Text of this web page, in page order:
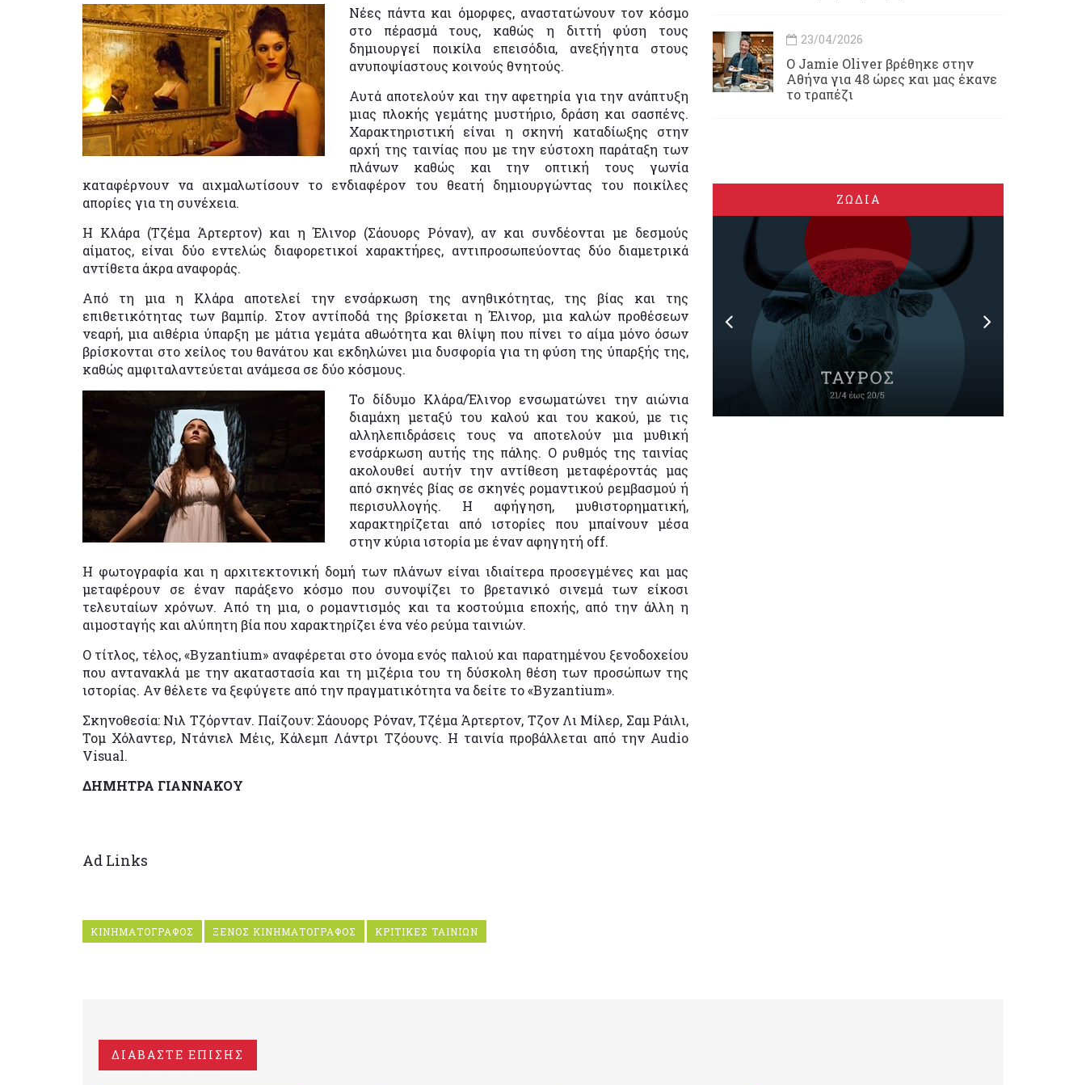
Νέες πάντα και όμορφες, αναστατώνουν τον κόσμο
στο πέρασμά τους, καθώς η διττή φύση τους
δημιουργεί ποικίλα επεισόδια, ανεξήγητα στους
ανυποψίαστους κοινούς θνητούς.
Αυτά αποτελούν και την αφετηρία για την ανάπτυξη
μιας πλοκής γεμάτης μυστήριο, δράση και σασπένς.
Χαρακτηριστική είναι η σκηνή καταδίωξης στην
αρχή της ταινίας που με την εύστοχη παράταξη των
πλάνων καθώς και την οπτική τους γωνία
καταφέρνουν να αιχμαλωτίσουν το ενδιαφέρον του θεατή δημιουργώντας του ποικίλες
απορίες για τη συνέχεια.
Η Κλάρα (Τζέμα Άρτερτον) και η Έλινορ (Σάουορς Ρόναν), αν και συνδέονται με δεσμούς
αίματος, είναι δύο εντελώς διαφορετικοί χαρακτήρες, αντιπροσωπεύοντας δύο διαμετρικά
αντίθετα άκρα αναφοράς.
Από τη μια η Κλάρα αποτελεί την ενσάρκωση της ανηθικότητας, της βίας και της
επιθετικότητας των βαμπίρ. Στον αντίποδά της βρίσκεται η Έλινορ, μια καλών προθέσεων
νεαρή, μια αιθέρια ύπαρξη με μάτια γεμάτα αθωότητα και θλίψη που πίνει το αίμα μόνο όσων
βρίσκονται στο χείλος του θανάτου και εκδηλώνει μια δυσφορία για τη φύση της ύπαρξής της,
καθώς αμφιταλαντεύεται ανάμεσα σε δύο κόσμους.
Το δίδυμο Κλάρα/Έλινορ ενσωματώνει την αιώνια
διαμάχη μεταξύ του καλού και του κακού, με τις
αλληλεπιδράσεις τους να αποτελούν μια μυθική
ενσάρκωση αυτής της πάλης. Ο ρυθμός της ταινίας
ακολουθεί αυτήν την αντίθεση μεταφέροντάς μας
από σκηνές βίας σε σκηνές ρομαντικού ρεμβασμού ή
περισυλλογής. Η αφήγηση, μυθιστορηματική,
χαρακτηρίζεται από ιστορίες που μπαίνουν μέσα
στην κύρια ιστορία με έναν αφηγητή off.
Η φωτογραφία και η αρχιτεκτονική δομή των πλάνων είναι ιδιαίτερα προσεγμένες και μας
μεταφέρουν σε έναν παράξενο κόσμο που συνοψίζει το βρετανικό σινεμά των είκοσι
τελευταίων χρόνων. Από τη μια, ο ρομαντισμός και τα κοστούμια εποχής, από την άλλη η
αιμοσταγής και αλύπητη βία που χαρακτηρίζει ένα νέο ρεύμα ταινιών.
Ο τίτλος, τέλος, «Byzantium» αναφέρεται στο όνομα ενός παλιού και παρατημένου ξενοδοχείου
που αντανακλά με την ακαταστασία και τη μιζέρια του τη δύσκολη θέση των προσώπων της
ιστορίας. Αν θέλετε να ξεφύγετε από την πραγματικότητα να δείτε το «Byzantium».
Σκηνοθεσία: Νιλ Τζόρνταν. Παίζουν: Σάουορς Ρόναν, Τζέμα Άρτερτον, Τζον Λι Μίλερ, Σαμ Ράιλι,
Τομ Χόλαντερ, Ντάνιελ Μέις, Κάλεμπ Λάντρι Τζόουνς. Η ταινία προβάλλεται από την Audio
Visual.
ΔΗΜΗΤΡΑ ΓΙΑΝΝΑΚΟΥ
Ad Links
ΚΙΝΗΜΑΤΟΓΡΑΦΟΣ ΞΕΝΟΣ ΚΙΝΗΜΑΤΟΓΡΑΦΟΣ ΚΡΙΤΙΚΕΣ ΤΑΙΝΙΩΝ
23/04/2026
Ο Jamie Oliver βρέθηκε στην
Αθήνα για 48 ώρες και μας έκανε
το τραπέζι
ΖΩΔΙΑ
ΔΙΑΒΑΣΤΕ ΕΠΙΣΗΣ